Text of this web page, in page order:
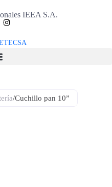
IEEA S.A.
/Cuchillo pan 10”